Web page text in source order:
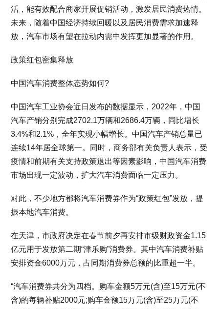
活，能有效配合商家开展促销活动，激发居民消费热情。
未来，随着中国经济持续回暖以及居民消费需求加速释
放，汽车市场有望在拉动内需中发挥更加显著的作用。
政策红包密集释放
中国汽车消费整体态势如何?
中国汽车工业协会近日发布的数据显示，2022年，中国
汽车产销分别完成2702.1万辆和2686.4万辆，同比增长
3.4%和2.1%，全年实现小幅增长。中国汽车产销总量已
连续14年居全球第一。同时，商务部有关负责人表示，受
疫情和前期有关支持政策退出等因素影响，中国汽车消费
市场出现一定波动，扩大汽车消费面临一定压力。
对此，不少地方都将汽车消费券作为“政策红包”发放，提
振本地汽车消费。
在天津，市政府决定在春节前夕再安排市级财政资金1.15
亿元用于发放第二期“津乐购”消费券。其中汽车消费补贴
安排资金6000万元，占同期消费券总额的比重超一半。
“汽车消费券共分为四档。购车金额5万元(含)至15万元(不
含)的每辆补贴2000元;购车金额15万元(含)至25万元(不